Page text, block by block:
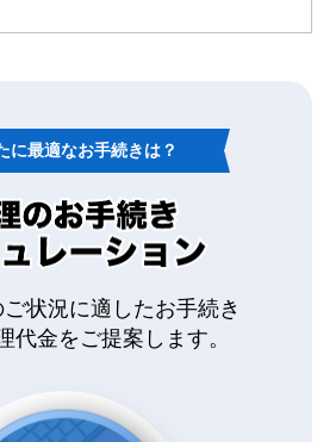
に最適なお手続きは？
状況に適したお手続き
代金をご提案します。